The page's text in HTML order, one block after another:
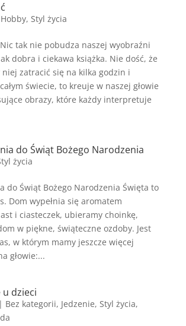
Hobby, Styl życia
tak nie pobudza naszej wyobraźni
dobra i ciekawa książka. Nie dość, że
niej zatracić się na kilka godzin i
świecie, to kreuje w naszej głowie
obrazy, które każdy interpretuje
do Świąt Bożego Narodzenia
życia
do Świąt Bożego Narodzenia Święta to
Dom wypełnia się aromatem
i ciasteczek, ubieramy choinkę,
w piękne, świąteczne ozdoby. Jest
w którym mamy jeszcze więcej
głowie:...
u dzieci
Bez kategorii, Jedzenie, Styl życia,